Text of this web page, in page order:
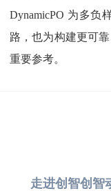
DynamicPO 为多负
路，也为构建更可
重要参考。
走进创智创智